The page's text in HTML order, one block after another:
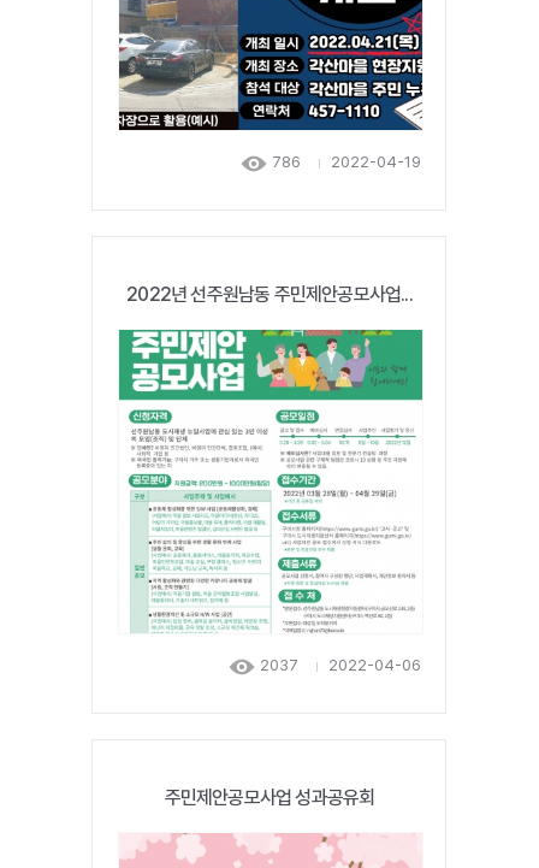
786 2022-04-19
2022년 선주원남동 주민제안공모사업...
2037 2022-04-06
주민제안공모사업 성과공유회